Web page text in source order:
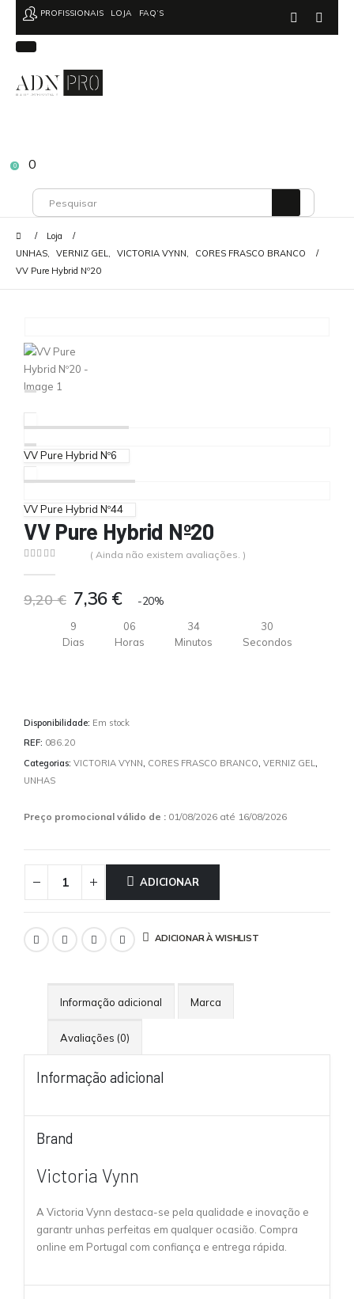
PROFISSIONAIS LOJA FAQ’S
0 0
Loja
UNHAS, VERNIZ GEL, VICTORIA VYNN,
CORES FRASCO BRANCO
VV Pure Hybrid Nº20
VV Pure Hybrid Nº6
VV Pure Hybrid Nº44
VV Pure Hybrid Nº20
( Ainda não existem avaliações. )
9,20€ 7,36 € -20%
9
Dias
06
Horas
34
Minutos
30
Secondos
Disponibilidade: Em stock
REF: 086.20
Categorias: VICTORIA VYNN, CORES FRASCO BRANCO, VERNIZ GEL,
UNHAS
Preço promocional válido de : 01/08/2026 até 16/08/2026
ADICIONAR
ADICIONAR À WISHLIST
Informação adicional Marca
Avaliações (0)
Informação adicional
Brand
Victoria Vynn
A Victoria Vynn destaca-se pela qualidade e inovação e
garantr unhas perfeitas em qualquer ocasião. Compra
online em Portugal com confiança e entrega rápida.